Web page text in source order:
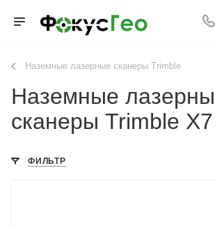
Наземные лазерные сканеры Trimble
Наземные
сканеры Trimble X7
ФИЛЬТР